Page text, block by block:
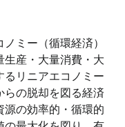
ミー（循環経済）
生産・大量消費・大
るリニアエコノミー
らの脱却を図る経済
源の効率的・循環的